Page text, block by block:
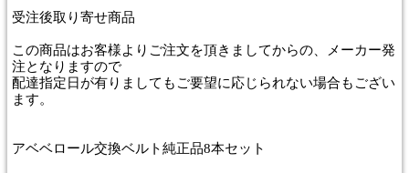
受注後取り寄せ商品
この商品はお客様よりご注文を頂きましてからの、メーカー発
注となりますので
配達指定日が有りましてもご要望に応じられない場合もござい
ます。
アベベロール交換ベルト純正品8本セット